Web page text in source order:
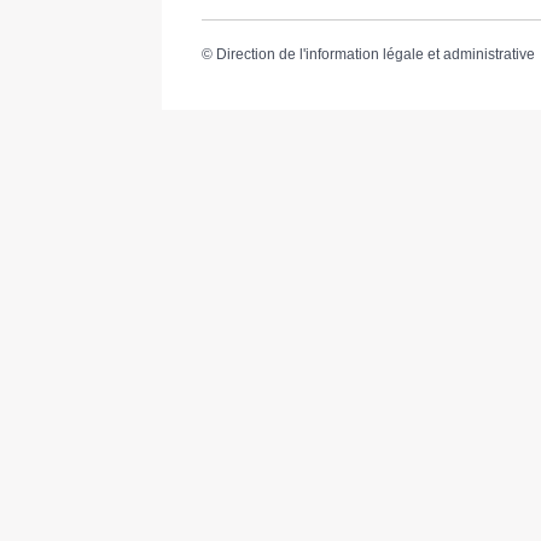
© Direction de l'information légale et administrative